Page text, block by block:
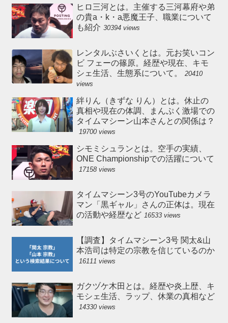
ヒロ三河とは。主催する三河幕府や弟
の貴a・k・a悪魔王子、職業について
も紹介 30394 views
レンタルぶさいくとは。元お笑いコン
ビ フェーの篠原。経歴や現在、キモ
シェ生活、生態系について。
20410
views
絆りん（きずな りん）とは。休止の
真相や現在の体調、まんぷく激場での
タイムマシーン山本さんとの関係は？
19700 views
シモミシュランとは。空手の実績、
ONE Championshipでの活躍について
17158 views
タイムマシーン3号のYouTubeカメラ
マン「黒ギャル」さんの正体は。現在
の活動や経歴など 16533 views
【調査】タイムマシーン3号 関太&山
本浩司は特定の宗教を信じているのか
16111 views
ガクヅケ木田とは。経歴や炎上歴、キ
モシェ生活、ラップ、休業の真相など
14330 views